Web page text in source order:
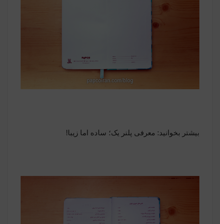
بیشتر بخوانید: معرفی پلنر یک؛ ساده اما زیبا!